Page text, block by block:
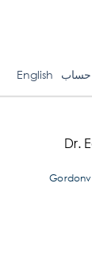
حساب English
Dr.
3250